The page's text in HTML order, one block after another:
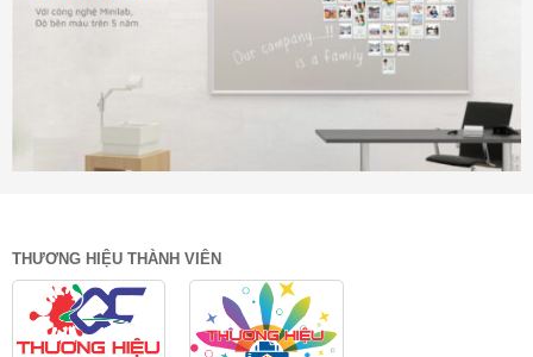
THƯƠNG HIỆU THÀNH VIÊN